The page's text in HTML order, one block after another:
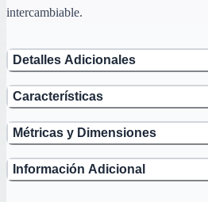
intercambiable.
Detalles Adicionales
Características
Métricas y Dimensiones
Información Adicional